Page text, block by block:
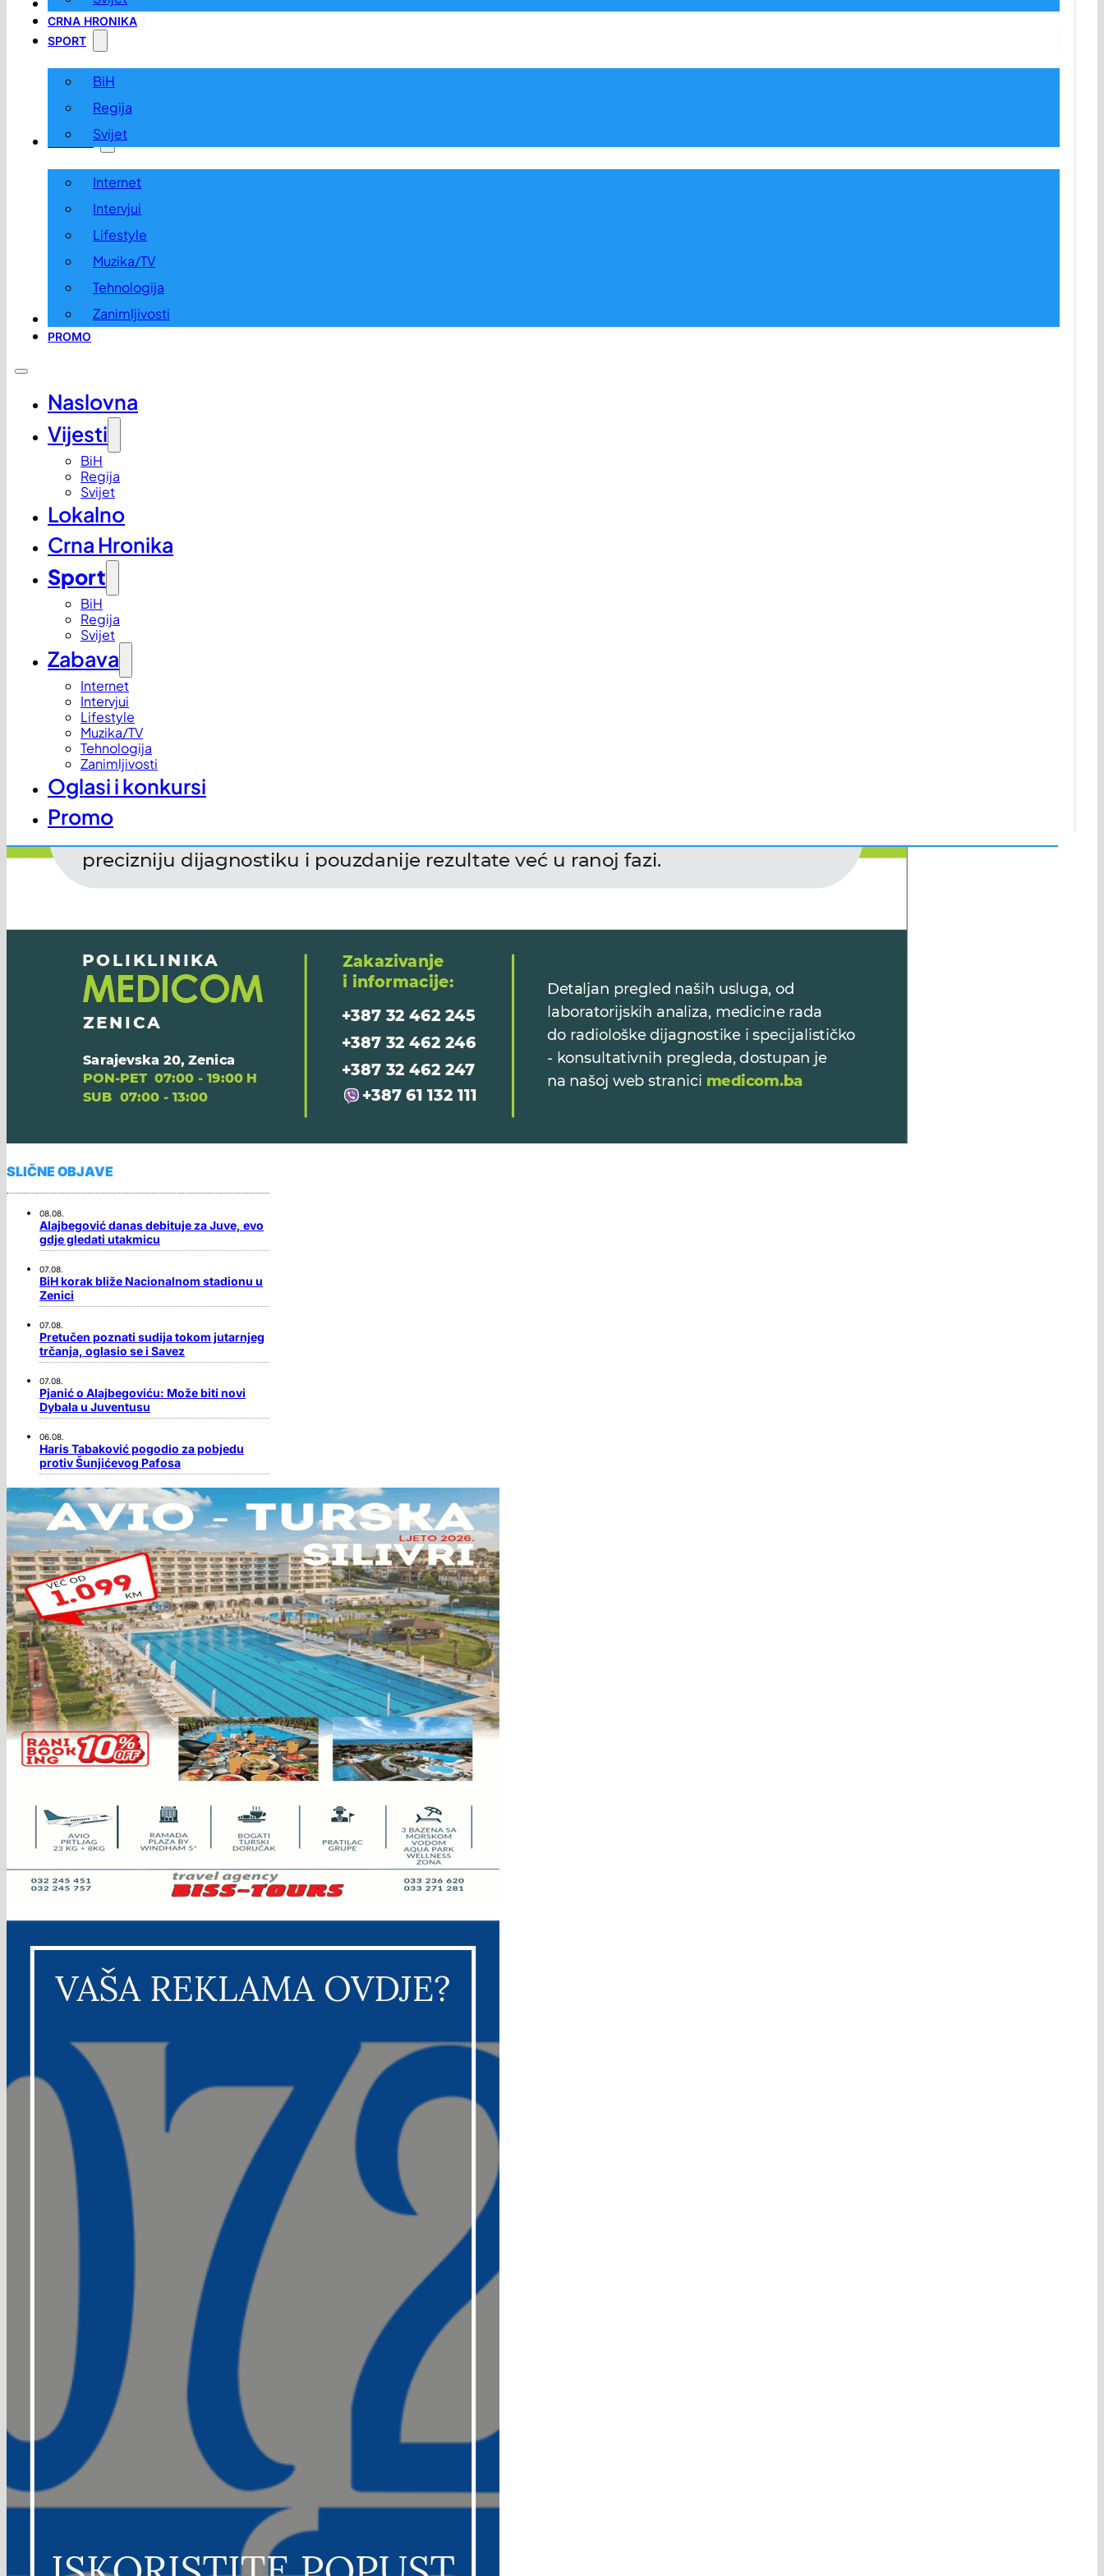
LOKALNO
CRNA HRONIKA
SPORT
BiH
Regija
Svijet
ZABAVA
Internet
Intervjui
Lifestyle
Muzika/TV
Tehnologija
Zanimljivosti
OGLASI I KONKURSI
PROMO
Naslovna
Vijesti
BiH
Regija
Svijet
Lokalno
Crna Hronika
Sport
BiH
Regija
Svijet
Zabava
Internet
Intervjui
Lifestyle
Muzika/TV
Tehnologija
Zanimljivosti
Oglasi i konkursi
Promo
SLIČNE OBJAVE
08.08.
Alajbegović danas debituje za Juve, evo
gdje gledati utakmicu
07.08.
BiH korak bliže Nacionalnom stadionu u
Zenici
07.08.
Pretučen poznati sudija tokom jutarnjeg
trčanja, oglasio se i Savez
07.08.
Pjanić o Alajbegoviću: Može biti novi
Dybala u Juventusu
06.08.
Haris Tabaković pogodio za pobjedu
protiv Šunjićevog Pafosa